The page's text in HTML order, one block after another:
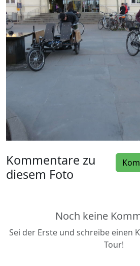
Kommentare zu
diesem Foto
Noch keine
Sei der Erste und schreibe einen
Tour!